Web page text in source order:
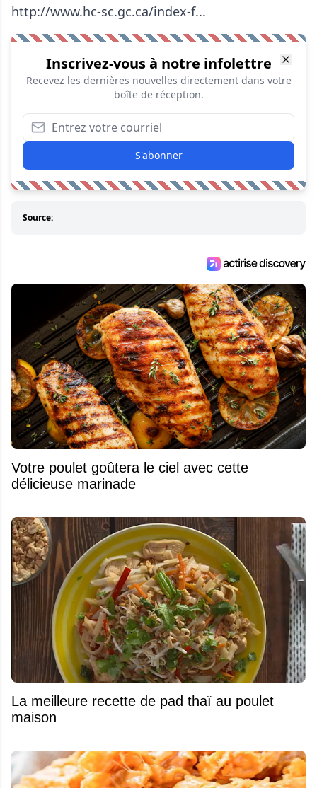
http://www.hc-sc.gc.ca/index-f...
Inscrivez-vous à notre infolettre
Recevez les dernières nouvelles directement dans votre
boîte de réception.
S'abonner
Source:
Votre poulet goûtera le ciel avec cette
délicieuse marinade
La meilleure recette de pad thaï au poulet
maison